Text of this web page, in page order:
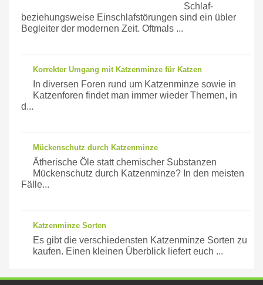
Schlaf-
beziehungsweise Einschlafstörungen sind ein übler
Begleiter der modernen Zeit. Oftmals ...
Korrekter Umgang mit Katzenminze für Katzen
In diversen Foren rund um Katzenminze sowie in
Katzenforen findet man immer wieder Themen, in
d...
Mückenschutz durch Katzenminze
Ätherische Öle statt chemischer Substanzen
Mückenschutz durch Katzenminze? In den meisten
Fälle...
Katzenminze Sorten
Es gibt die verschiedensten Katzenminze Sorten zu
kaufen. Einen kleinen Überblick liefert euch ...